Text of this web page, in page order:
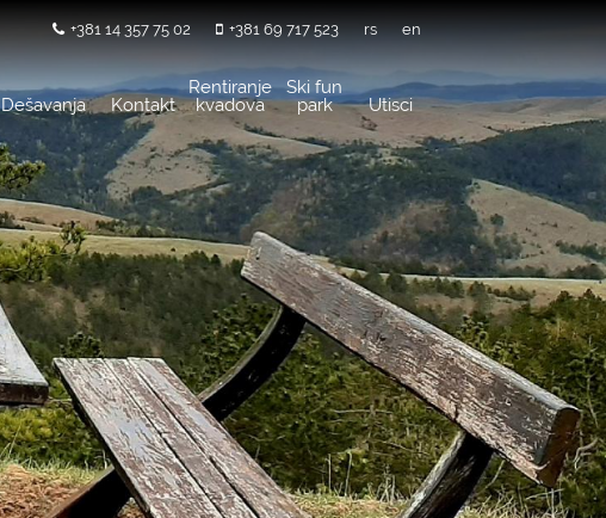
+381 14 357 75 02 +381 69 717 523 rs en
Dešavanja Kontakt
Rentiranje
kvadova
Ski fun
park
Utisci